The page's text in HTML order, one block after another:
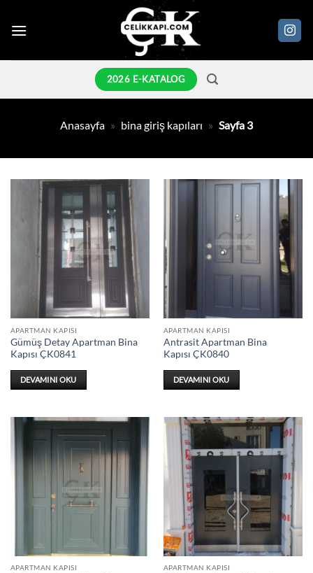
atla
2026 E-KATALOG
Anasayfa » bina giriş kapıları » Sayfa 3
APARTMAN KAPISI
Gümüş Detay Apartman Bina
Kapısı ÇK0841
DEVAMINI OKU
APARTMAN KAPISI
Antrasit Apartman Bina
Kapısı ÇK0840
DEVAMINI OKU
APARTMAN KAPISI APARTMAN KAPISI